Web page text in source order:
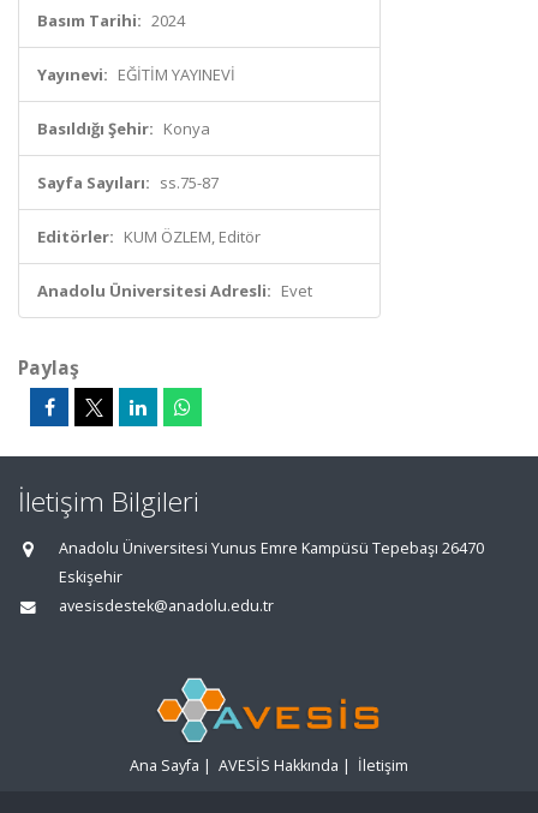
Basım Tarihi: 2024
Yayınevi: EĞİTİM YAYINEVİ
Basıldığı Şehir: Konya
Sayfa Sayıları: ss.75-87
Editörler: KUM ÖZLEM, Editör
Anadolu Üniversitesi Adresli: Evet
Paylaş
İletişim Bilgileri
Anadolu Üniversitesi Yunus Emre Kampüsü Tepebaşı 26470
Eskişehir
avesisdestek@anadolu.edu.tr
Ana Sayfa | AVESİS Hakkında | İletişim